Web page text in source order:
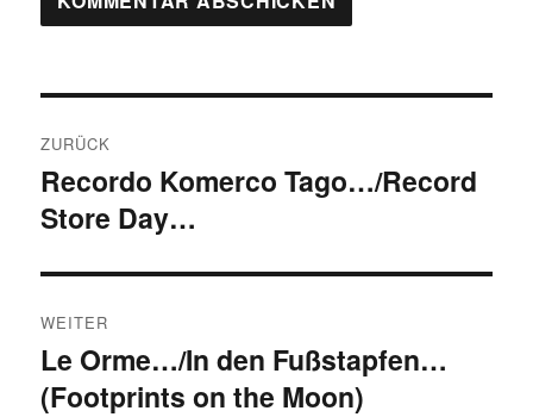
ZURÜCK
Vorheriger
Beitrag:
Recordo Komerco Tago…/Record
Store Day…
WEITER
Nächster
Beitrag:
Le Orme…/In den Fußstapfen…
(Footprints on the Moon)